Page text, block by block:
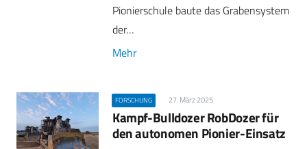
Pionierschule baute das Grabensystem
der…
Mehr
FORSCHUNG 27. März 2025
Kampf-Bulldozer RobDozer für
den autonomen Pionier-Einsatz